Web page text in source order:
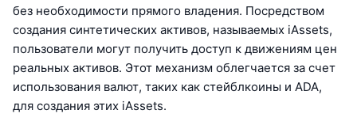
без необходимости прямого владения. Посредством
создания синтетических активов, называемых iAssets,
пользователи могут получить доступ к движениям цен
реальных активов. Этот механизм облегчается за счет
использования валют, таких как стейблкоины и ADA,
для создания этих iAssets.